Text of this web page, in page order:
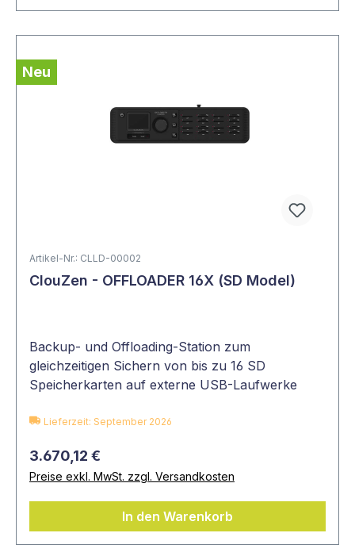
Neu
Artikel-Nr.: CLLD-00002
ClouZen - OFFLOADER 16X (SD Model)
Backup- und Offloading-Station zum
gleichzeitigen Sichern von bis zu 16 SD
Speicherkarten auf externe USB-Laufwerke
Lieferzeit: September 2026
3.670,12 €
Preise exkl. MwSt. zzgl. Versandkosten
In den Warenkorb